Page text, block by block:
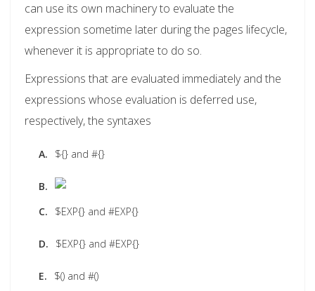
can use its own machinery to evaluate the
expression sometime later during the pages lifecycle,
whenever it is appropriate to do so.
Expressions that are evaluated immediately and the
expressions whose evaluation is deferred use,
respectively, the syntaxes
A. ${} and #{}
B.
C.
$EXP{} and #EXP{}
D. $EXP{} and #EXP{}
E. $() and #()